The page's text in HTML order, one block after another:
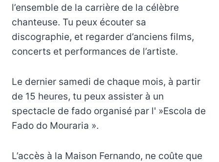
l’ensemble de la carrière de la célèbre
chanteuse. Tu peux écouter sa
discographie, et regarder d’anciens films,
concerts et performances de l’artiste.
Le dernier samedi de chaque mois, à partir
de 15 heures, tu peux assister à un
spectacle de fado organisé par l' »Escola de
Fado do Mouraria ».
L’accès à la Maison Fernando, ne coûte que